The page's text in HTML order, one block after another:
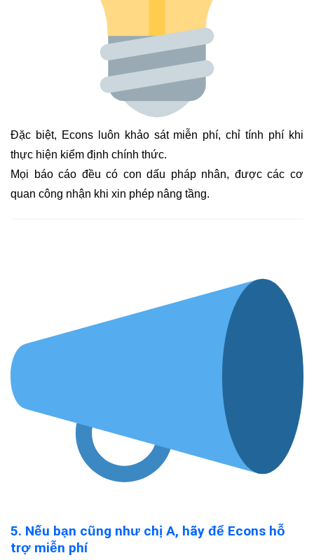
Đặc biệt, Econs luôn khảo sát miễn phí, chỉ tính phí khi
thực hiện kiểm định chính thức.
Mọi báo cáo đều có con dấu pháp nhân, được các cơ
quan công nhận khi xin phép nâng tầng.
5. Nếu bạn cũng như chị A, hãy để Econs hỗ
trợ miễn phí